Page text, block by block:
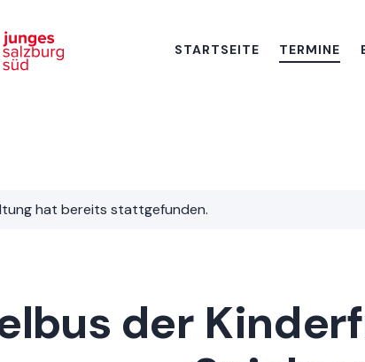
STARTSEITE TERMINE
hat bereits stattgefunden.
der